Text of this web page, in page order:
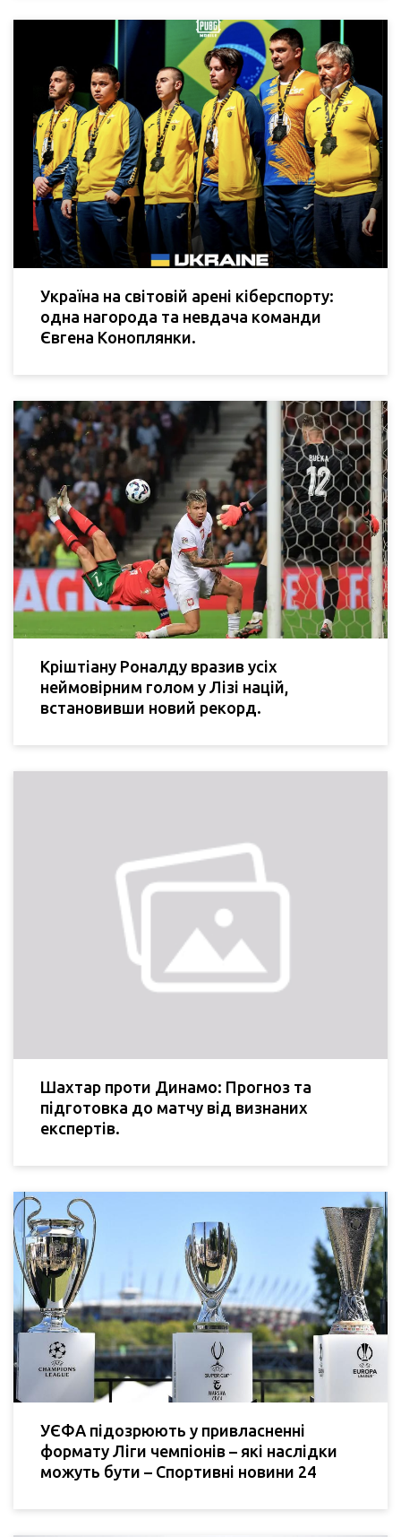
Україна на світовій арені кіберспорту:
одна нагорода та невдача команди
Євгена Коноплянки.
Кріштіану Роналду вразив усіх
неймовірним голом у Лізі націй,
встановивши новий рекорд.
Шахтар проти Динамо: Прогноз та
підготовка до матчу від визнаних
експертів.
УЄФА підозрюють у привласненні
формату Ліги чемпіонів – які наслідки
можуть бути – Спортивні новини 24